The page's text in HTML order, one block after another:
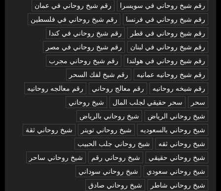
رقم شيخ روحاني في سويسرا
رقم شيخ روحاني في عمان
رقم شيخ روحاني في فرنسا
رقم شيخ روحاني في فلسطين
رقم شيخ روحاني في قطر
رقم شيخ روحاني في كندا
رقم شيخ روحاني في لبنان
رقم شيخ روحاني في مصر
رقم شيخ روحاني في هولندا
رقم شيخ روحاني مجرب
رقم شيخ روحانيه عمانيه
رقم شيخ لفك السحر
رقم شيخه روحانيه
رقم معالج روحاني
رقم معالجه روحانيه
سحر
سحر حقيقي لجلب المال
شيخ روحاني
شيخ روحاني الرياض
شيخ روحاني بالرياض
شيخ روحاني بالسعوديه
شيخ روحاني تويتر
شيخ روحاني ثقة
شيخ روحاني ثقه
شيخ روحاني جلب الحبيب
شيخ روحاني حقيقي
شيخ روحاني رقم
شيخ روحاني ساحر
شيخ روحاني سعودي
شيخ روحاني سوداني
شيخ روحاني شاطر
شيخ روحاني صادق